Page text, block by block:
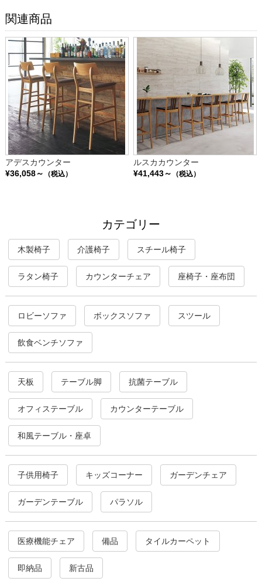
関連商品
アデスカウンター
¥36,058～
（税込）
ルスカカウンター
¥41,443～
（税込）
カテゴリー
木製椅子 介護椅子 スチール椅子
ラタン椅子 カウンターチェア 座椅子・座布団
ロビーソファ ボックスソファ スツール
飲食ベンチソファ
天板 テーブル脚 抗菌テーブル
オフィステーブル カウンターテーブル
和風テーブル・座卓
子供用椅子 キッズコーナー ガーデンチェア
ガーデンテーブル パラソル
医療機能チェア 備品 タイルカーペット
即納品 新古品